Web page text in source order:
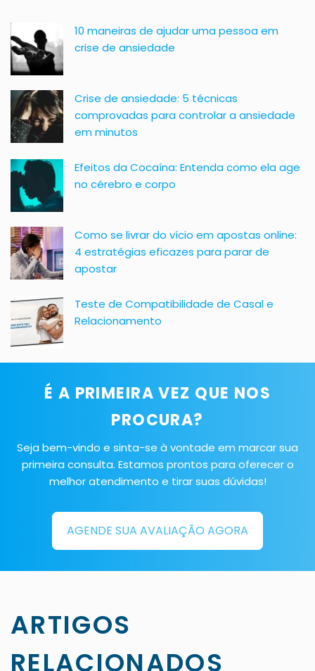
10 maneiras de ajudar uma pessoa em
crise de ansiedade
Crise de ansiedade: 5 técnicas
comprovadas para controlar a ansiedade
em minutos
Efeitos da Cocaína: Entenda como ela age
no cérebro e corpo
Como se livrar do vício em apostas online:
4 estratégias eficazes para parar de
apostar
Teste de Compatibilidade de Casal e
Relacionamento
É A PRIMEIRA VEZ QUE NOS
PROCURA?
Seja bem-vindo e sinta-se à vontade em marcar sua
primeira consulta. Estamos prontos para oferecer o
melhor atendimento e tirar suas dúvidas!
AGENDE SUA AVALIAÇÃO AGORA
ARTIGOS
RELACIONADOS